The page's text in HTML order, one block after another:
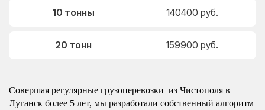
10 тонны 140400 руб.
20 тонн 159900 руб.
Совершая регулярные грузоперевозки из Чистополя в
Луганск более 5 лет, мы разработали собственный алгоритм